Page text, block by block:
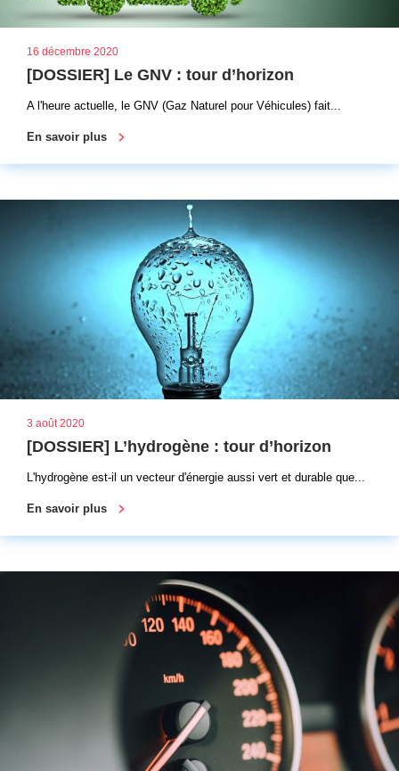
16 décembre 2020
[DOSSIER] Le GNV : tour d’horizon
A l'heure actuelle, le GNV (Gaz Naturel pour Véhicules) fait...
En savoir plus
3 août 2020
[DOSSIER] L’hydrogène : tour d’horizon
L'hydrogène est-il un vecteur d'énergie aussi vert et durable que...
En savoir plus